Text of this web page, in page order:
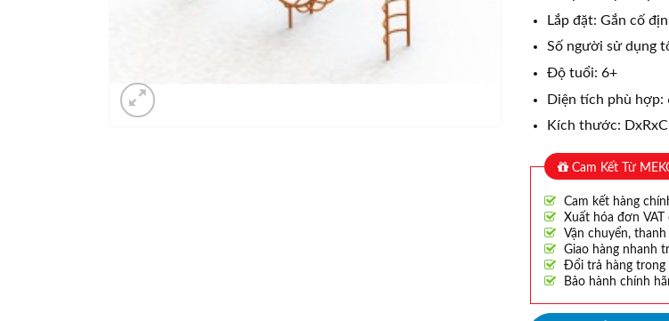
Lắp đặt: Gắn cố
Số người sử dụng
Độ tuổi: 6+
Diện tích phù hợp:
Kích thước:
Cam Kết Từ
Cam kết hàng
Xuất hóa đơn VAT
Vận chuyển,
Giao hàng nhanh
Đổi trả hàng trong
Bảo hành chính